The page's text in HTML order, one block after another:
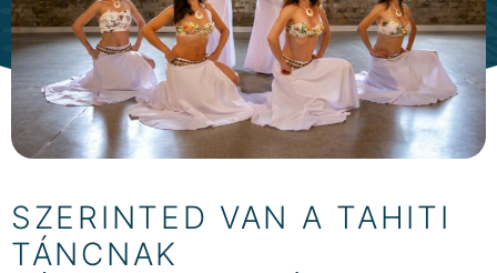
SZERINTED VAN A TAHITI
TÁNCNAK